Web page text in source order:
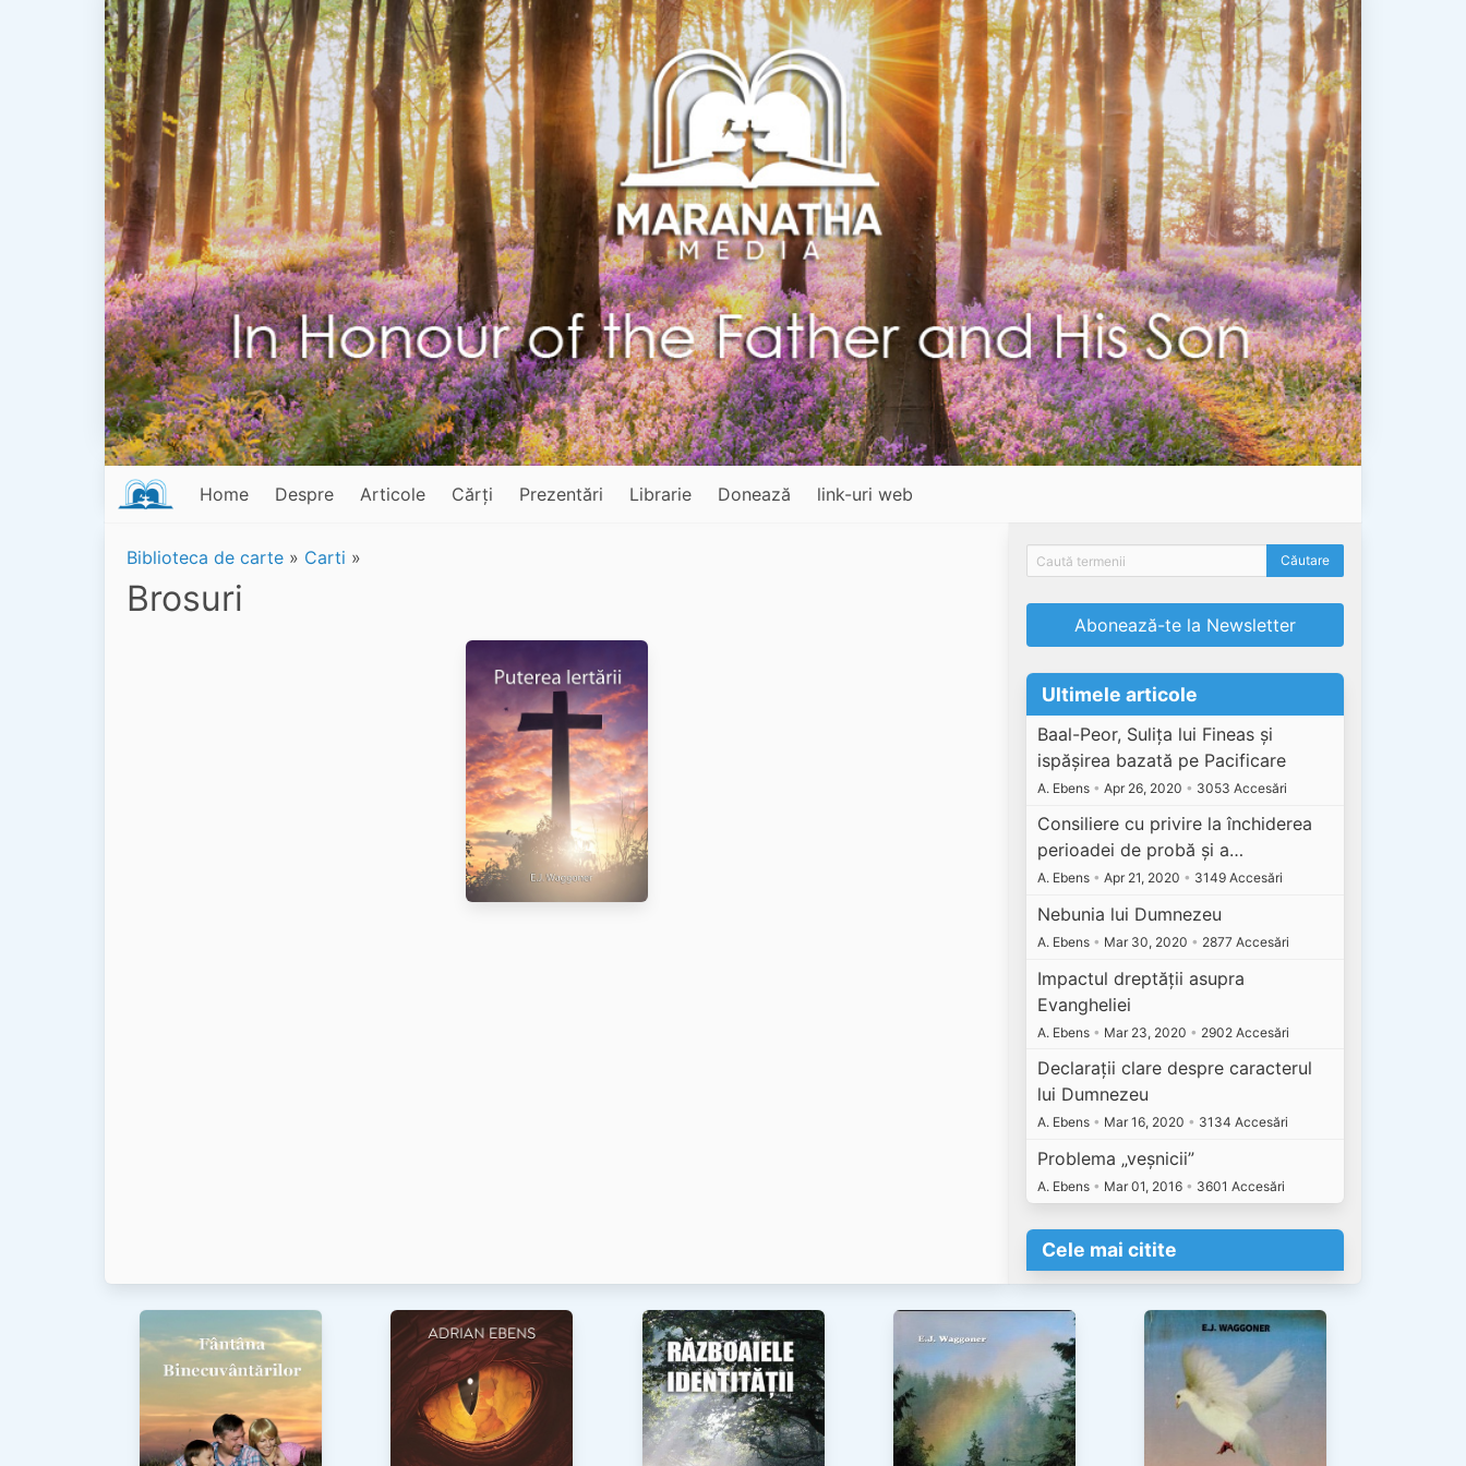
Home Despre Articole Cărți Prezentări Librarie Donează link-uri web
Biblioteca de carte » Carti »
Brosuri
Abonează-te la Newsletter
Ultimele articole
Baal-Peor, Sulița lui Fineas și
ispășirea bazată pe Pacificare
A. Ebens • Apr 26, 2020 • 3053 Accesări
Consiliere cu privire la închiderea
perioadei de probă și a…
A. Ebens • Apr 21, 2020 • 3149 Accesări
Nebunia lui Dumnezeu
A. Ebens • Mar 30, 2020 • 2877 Accesări
Impactul dreptății asupra
Evangheliei
A. Ebens • Mar 23, 2020 • 2902 Accesări
Declarații clare despre caracterul
lui Dumnezeu
A. Ebens • Mar 16, 2020 • 3134 Accesări
Problema „veșnicii”
A. Ebens • Mar 01, 2016 • 3601 Accesări
Cele mai citite